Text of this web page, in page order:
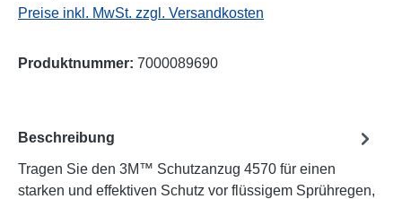
Preise inkl. MwSt. zzgl. Versandkosten
Produktnummer: 7000089690
Beschreibung
Tragen Sie den 3M™ Schutzanzug 4570 für einen
starken und effektiven Schutz vor flüssigem Sprühregen,